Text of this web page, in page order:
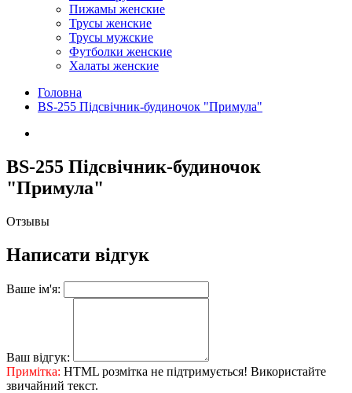
Пижамы женские
Трусы женские
Трусы мужские
Футболки женские
Халаты женские
Головна
BS-255 Підсвічник-будиночок "Примула"
BS-255 Підсвічник-будиночок
"Примула"
Отзывы
Написати відгук
Ваше ім'я:
Ваш відгук:
Примітка: HTML розмітка не підтримується! Використайте
звичайний текст.